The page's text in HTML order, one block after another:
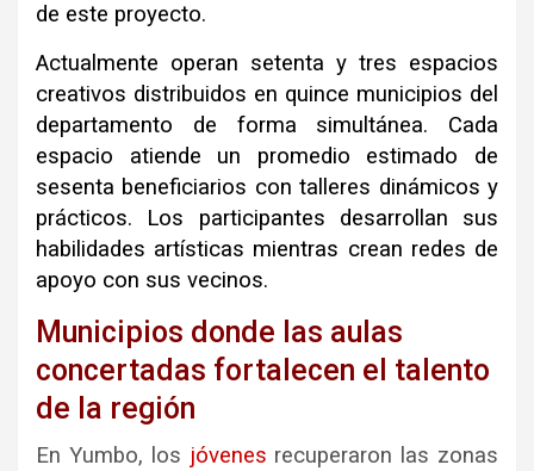
de este proyecto.
Actualmente operan setenta y tres espacios
creativos distribuidos en quince municipios del
departamento de forma simultánea. Cada
espacio atiende un promedio estimado de
sesenta beneficiarios con talleres dinámicos y
prácticos. Los participantes desarrollan sus
habilidades artísticas mientras crean redes de
apoyo con sus vecinos.
Municipios donde las aulas
concertadas fortalecen el talento
de la región
En Yumbo, los jóvenes recuperaron las zonas